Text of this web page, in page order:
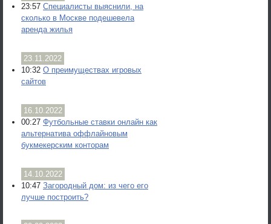
23:57 Специалисты выяснили, на
сколько в Москве подешевела
аренда жилья
23.11.2022
10:32 О преимуществах игровых
сайтов
16.10.2022
00:27 Футбольные ставки онлайн как
альтернатива оффлайновым
букмекерским конторам
14.10.2022
10:47 Загородный дом: из чего его
лучше построить?